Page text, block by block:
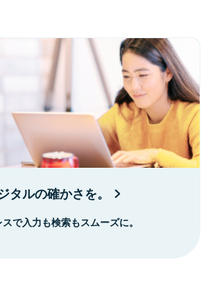
タルの確かさを。
で入力も検索もスムーズに。